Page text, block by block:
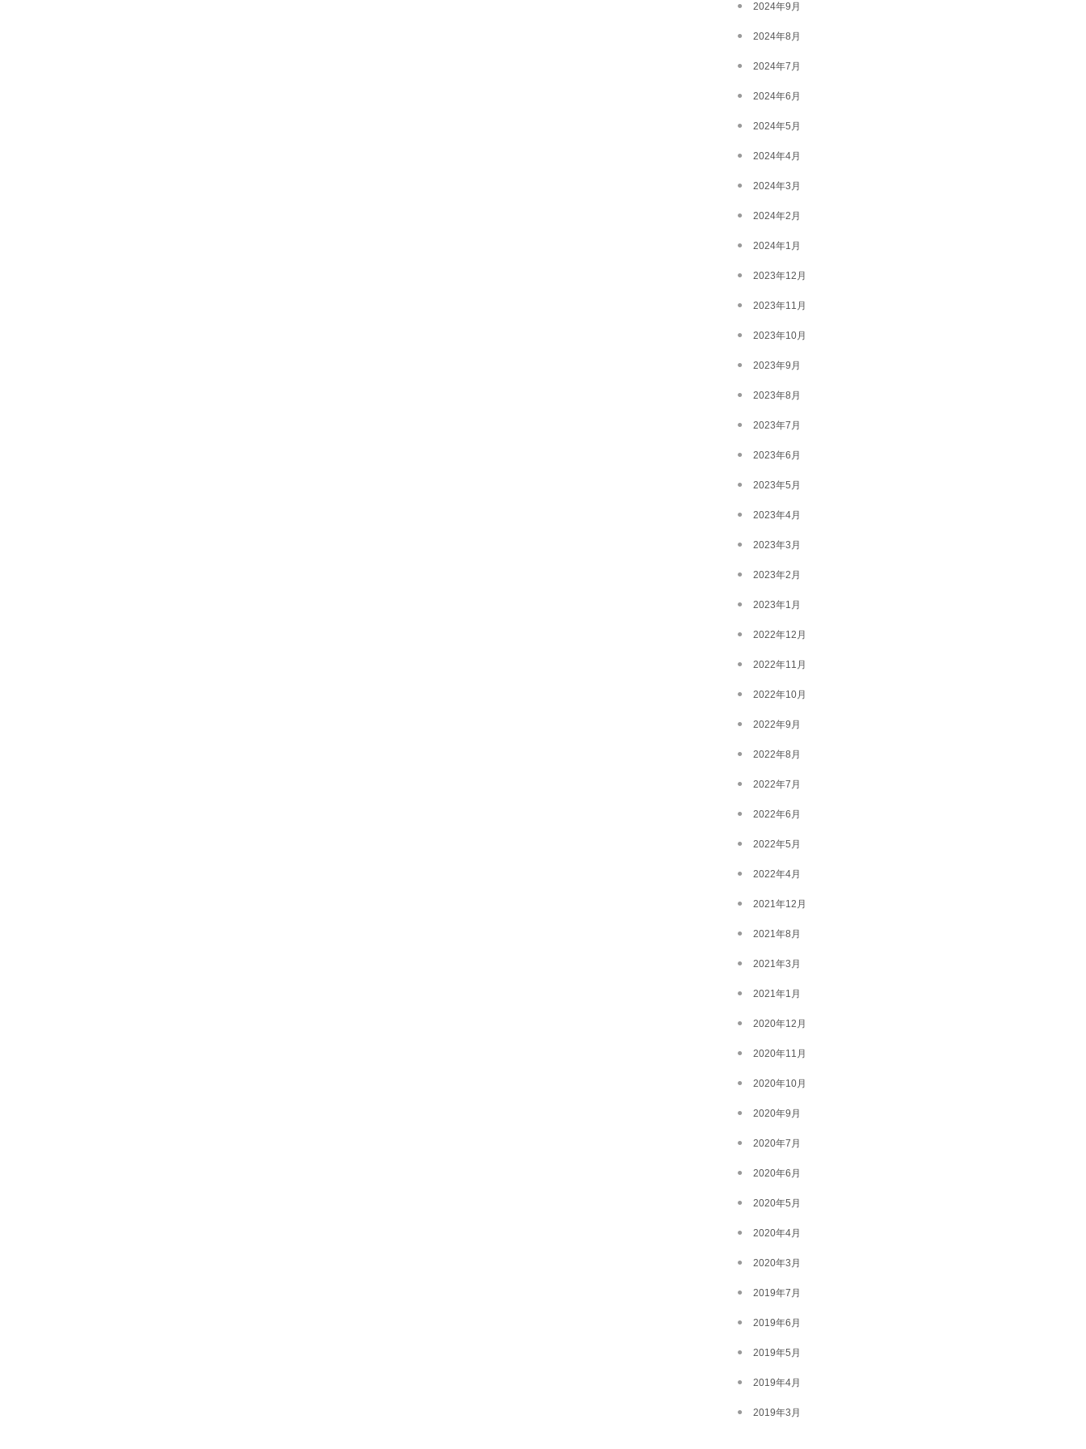
2024年9月
2024年8月
2024年7月
2024年6月
2024年5月
2024年4月
2024年3月
2024年2月
2024年1月
2023年12月
2023年11月
2023年10月
2023年9月
2023年8月
2023年7月
2023年6月
2023年5月
2023年4月
2023年3月
2023年2月
2023年1月
2022年12月
2022年11月
2022年10月
2022年9月
2022年8月
2022年7月
2022年6月
2022年5月
2022年4月
2021年12月
2021年8月
2021年3月
2021年1月
2020年12月
2020年11月
2020年10月
2020年9月
2020年7月
2020年6月
2020年5月
2020年4月
2020年3月
2019年7月
2019年6月
2019年5月
2019年4月
2019年3月